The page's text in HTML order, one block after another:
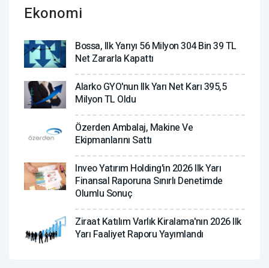
Ekonomi
Bossa, Ilk Yarıyı 56 Milyon 304 Bin 39 TL
Net Zararla Kapattı
Alarko GYO'nun Ilk Yarı Net Karı 395,5
Milyon TL Oldu
Özerden Ambalaj, Makine Ve
Ekipmanlarını Sattı
Inveo Yatırım Holding'in 2026 Ilk Yarı
Finansal Raporuna Sınırlı Denetimde
Olumlu Sonuç
Ziraat Katılım Varlık Kiralama'nın 2026 Ilk
Yarı Faaliyet Raporu Yayımlandı